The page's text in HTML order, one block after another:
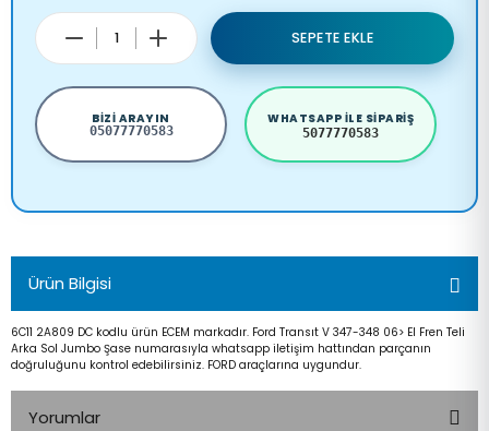
SEPETE EKLE
BIZI ARAYIN
05077770583
WHATSAPP ILE SIPARIŞ
5077770583
Ürün Bilgisi
6C11 2A809 DC kodlu ürün ECEM markadır. Ford Transıt V 347-348 06> El Fren Teli
Arka Sol Jumbo Şase numarasıyla whatsapp iletişim hattından parçanın
doğruluğunu kontrol edebilirsiniz. FORD araçlarına uygundur.
Yorumlar